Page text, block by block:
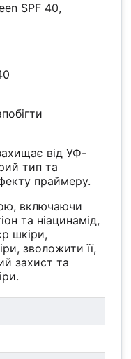
SPF 40,
від УФ-
тип та
праймеру.
включаючи
та ніацинамід,
шкіри,
зволожити її,
захист та